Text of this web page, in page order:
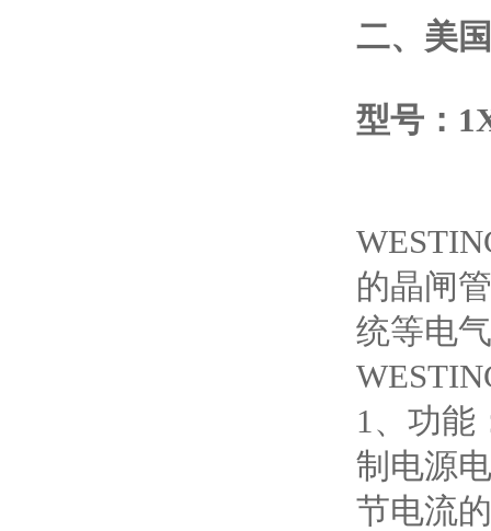
二、 美
型号：
的晶闸
统等电
1、功能
制电源
节电流